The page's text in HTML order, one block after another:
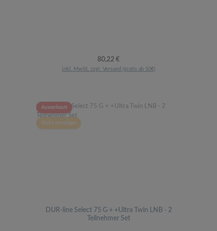
Regulärer Preis:
80,22 €
inkl. MwSt. zzgl. Versand (gratis ab 50€)
Ausverkauft
Nicht vorrätiges
DUR-line Select 75 G + +Ultra Twin LNB - 2
Teilnehmer Set